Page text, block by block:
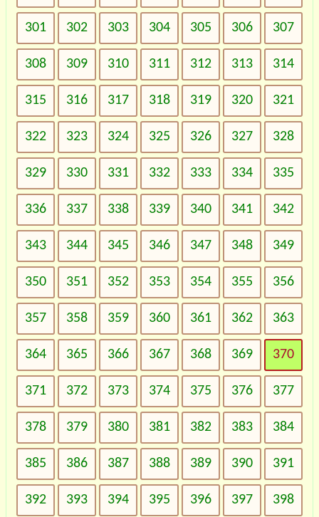
301 302 303 304 305 306 307
308 309 310 311 312 313 314
315 316 317 318 319 320 321
322 323 324 325 326 327 328
329 330 331 332 333 334 335
336 337 338 339 340 341 342
343 344 345 346 347 348 349
350 351 352 353 354 355 356
357 358 359 360 361 362 363
364 365 366 367 368 369 370
371 372 373 374 375 376 377
378 379 380 381 382 383 384
385 386 387 388 389 390 391
392 393 394 395 396 397 398